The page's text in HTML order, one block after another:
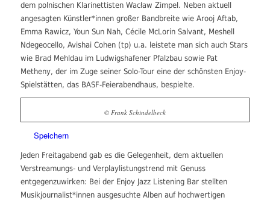
dem polnischen Klarinettisten Wacław Zimpel. Neben aktuell
angesagten Künstler*innen großer Bandbreite wie Arooj Aftab,
Emma Rawicz, Youn Sun Nah, Cécile McLorin Salvant, Meshell
Ndegeocello, Avishai Cohen (tp) u.a. leistete man sich auch Stars
wie Brad Mehldau im Ludwigshafener Pfalzbau sowie Pat
Metheny, der im Zuge seiner Solo-Tour eine der schönsten Enjoy-
Spielstätten, das BASF-Feierabendhaus, bespielte.
© Frank Schindelbeck
Speichern
Jeden Freitagabend gab es die Gelegenheit, dem aktuellen
Verstreamungs- und Verplaylistungstrend mit Genuss
entgegenzuwirken: Bei der Enjoy Jazz Listening Bar stellten
Musikjournalist*innen ausgesuchte Alben auf hochwertigen